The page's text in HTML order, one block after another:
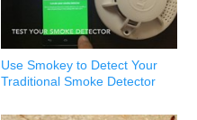
Use Smokey to Detect Your
Traditional Smoke Detector